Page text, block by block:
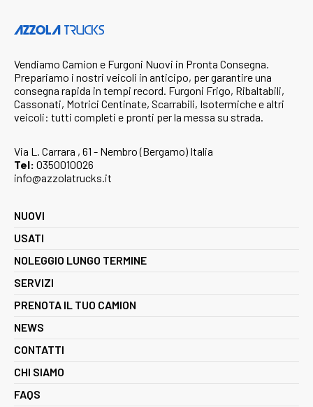
Vendiamo Camion e Furgoni Nuovi in Pronta Consegna.
Prepariamo i nostri veicoli in anticipo, per garantire una
consegna rapida in tempi record. Furgoni Frigo, Ribaltabili,
Cassonati, Motrici Centinate, Scarrabili, Isotermiche e altri
veicoli: tutti completi e pronti per la messa su strada.
Via L. Carrara , 61 - Nembro (Bergamo) Italia
Tel: 0350010026
info@azzolatrucks.it
NUOVI
USATI
NOLEGGIO LUNGO TERMINE
SERVIZI
PRENOTA IL TUO CAMION
NEWS
CONTATTI
CHI SIAMO
FAQS